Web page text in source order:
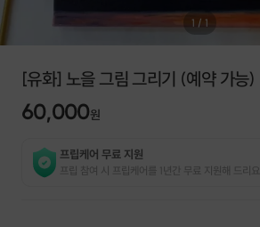
1 / 1
[유화] 노을 그림 그리기 (예약 가능)
60,000원
프립케어 무료 지원
프립 참여 시 프립케어를 1년간 무료 지원해 드리요.